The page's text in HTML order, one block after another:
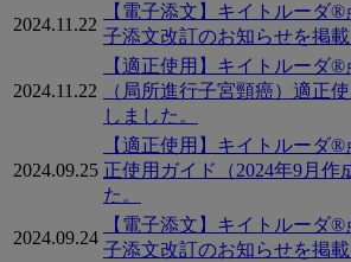
2024.11.22
【電子添文】キイトルーダ®
子添文改訂のお知らせを掲載
2024.11.22
【適正使用】キイトルーダ®
（局所進行子宮頸癌）適正
しました。
2024.09.25
【適正使用】キイトルーダ®
正使用ガイド（2024年9月作
た。
2024.09.24
【電子添文】キイトルーダ®
子添文改訂のお知らせを掲載